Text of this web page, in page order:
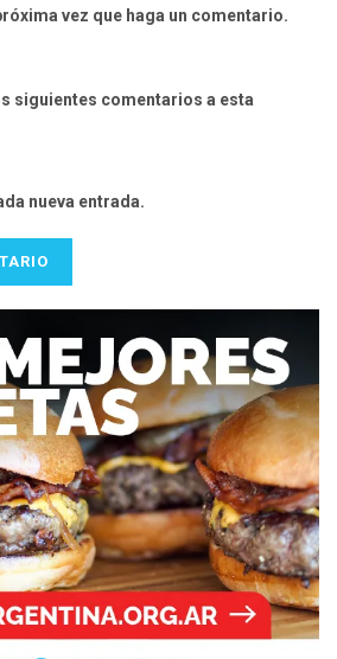
vez que haga un comentario.
siguientes comentarios a esta
nueva entrada.